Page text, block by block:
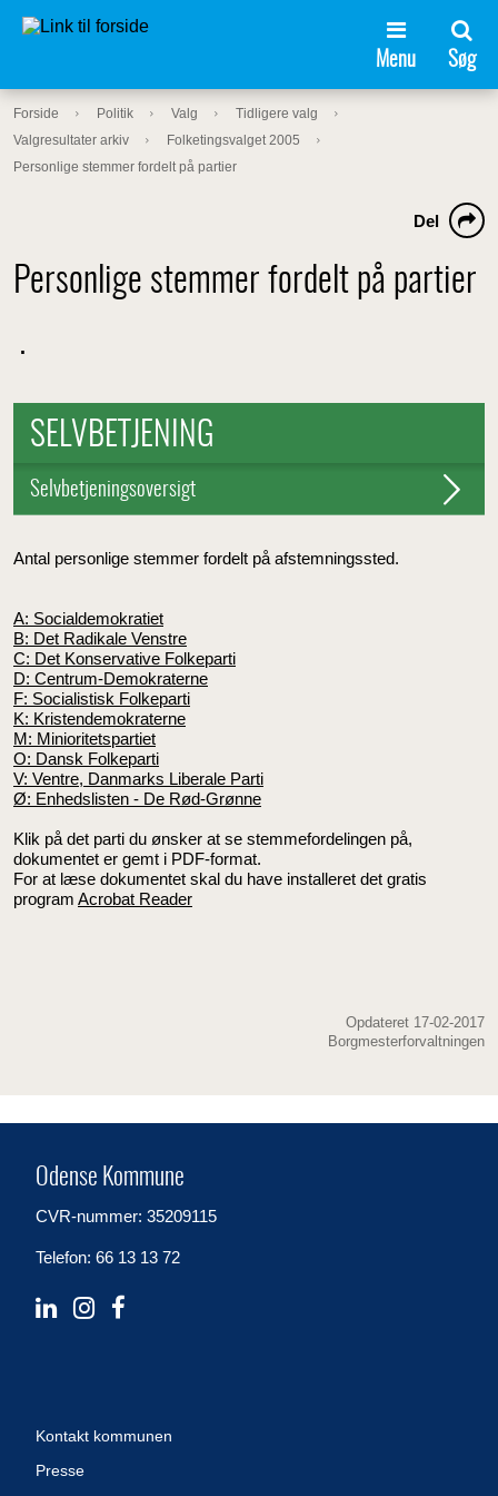
Menu Søg
Forside Politik Valg
Tidligere valg
Valgresultater arkiv
Folketingsvalget 2005
Personlige stemmer fordelt på partier
Personlige stemmer fordelt på partier
Del
.
SELVBETJENING
Selvbetjeningsoversigt
Antal personlige stemmer fordelt på afstemningssted.
A: Socialdemokratiet
B: Det Radikale Venstre
C: Det Konservative Folkeparti
D: Centrum-Demokraterne
F: Socialistisk Folkeparti
K: Kristendemokraterne
M: Minioritetspartiet
O: Dansk Folkeparti
V: Ventre, Danmarks Liberale Parti
Ø: Enhedslisten - De Rød-Grønne
Klik på det parti du ønsker at se stemmefordelingen på,
dokumentet er gemt i PDF-format.
For at læse dokumentet skal du have installeret det gratis
program Acrobat Reader
Opdateret 17-02-2017
Borgmesterforvaltningen
Odense Kommune
CVR-nummer: 35209115
Telefon: 66 13 13 72
Kontakt kommunen
Presse